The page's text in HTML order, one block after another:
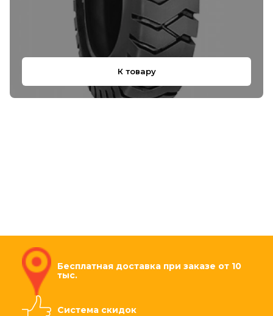
К товару
Бесплатная доставка при заказе от 10
тыс.
Система скидок